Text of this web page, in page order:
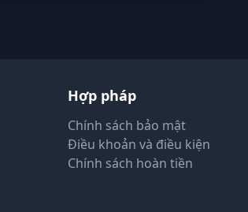
Hợp pháp
Chính sách bảo mật
Điều khoản và điều kiện
Chính sách hoàn tiền